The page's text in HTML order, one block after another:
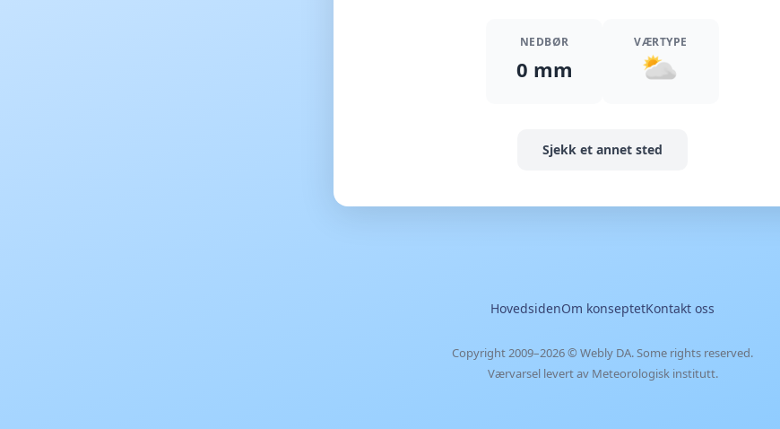
NEDBØR
0 mm
VÆRTYPE
Sjekk et annet sted
HovedsidenOm konseptetKontakt oss
Copyright 2009–2026 © Webly DA. Some rights reserved.
Værvarsel levert av Meteorologisk institutt.